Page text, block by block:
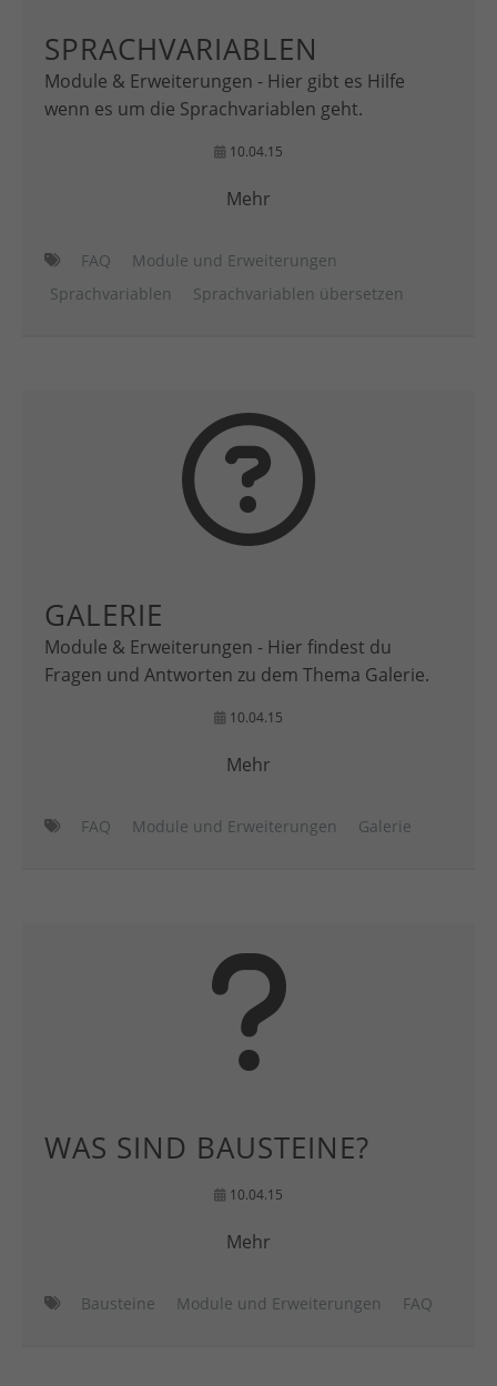
SPRACHVARIABLEN
Module & Erweiterungen - Hier gibt es Hilfe
wenn es um die Sprachvariablen geht.
10.04.15
Mehr
FAQ
Module und Erweiterungen
Sprachvariablen
Sprachvariablen übersetzen
GALERIE
Module & Erweiterungen - Hier findest du
Fragen und Antworten zu dem Thema Galerie.
10.04.15
Mehr
FAQ Module und Erweiterungen Galerie
WAS SIND BAUSTEINE?
10.04.15
Mehr
Bausteine Module und Erweiterungen FAQ